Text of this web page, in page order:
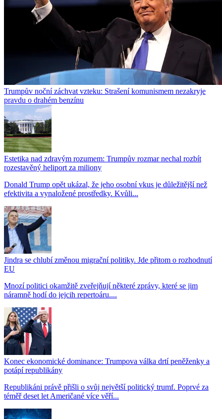
Trumpův noční záchvat vzteku: Strašení komunismem nezakryje
pravdu o drahém benzínu
Estetika nad zdravým rozumem: Trumpův rozmar nechal rozbít
rozestavěný heliport za miliony
Donald Trump opět ukázal, že jeho osobní vkus je důležitější než
efektivita a vynaložené prostředky. Kvůli...
Jindra se chlubí změnou migrační politiky. Jde přitom o rozhodnutí
EU
Mnozí politici okamžitě zveřejňují některé zprávy, které se jim
náramně hodí do jejcih repertoáru....
Konec ekonomické dominance: Trumpova válka drtí peněženky a
potápí republikány
Republikáni právě přišli o svůj největší politický trumf. Poprvé za
téměř deset let Američané více věří...